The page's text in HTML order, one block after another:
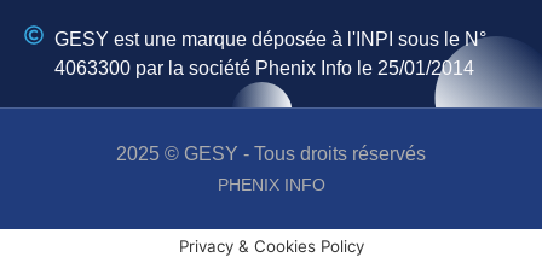
GESY est une marque déposée à l'INPI sous le N°
4063300 par la société Phenix Info le 25/01/2014
2025 © GESY - Tous droits réservés
PHENIX INFO
Privacy & Cookies Policy